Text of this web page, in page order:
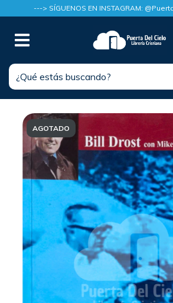
---> SÍGUENOS EN INSTAGRAM:
AGOTADO